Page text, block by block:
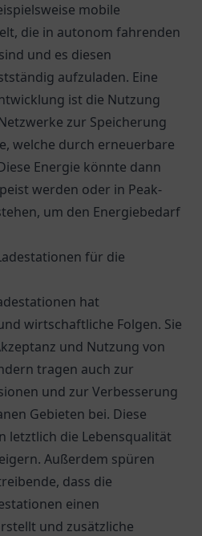
mobile
die in autonom fahrenden
und es diesen
aufzuladen. Eine
ist die Nutzung
zur Speicherung
welche durch erneuerbare
Energie könnte dann
werden oder in Peak-
um den Energiebedarf
für die
hat
wirtschaftliche Folgen. Sie
und Nutzung von
tragen auch zur
und zur Verbesserung
Gebieten bei. Diese
letztlich die Lebensqualität
Außerdem spüren
dass die
einen
und zusätzliche